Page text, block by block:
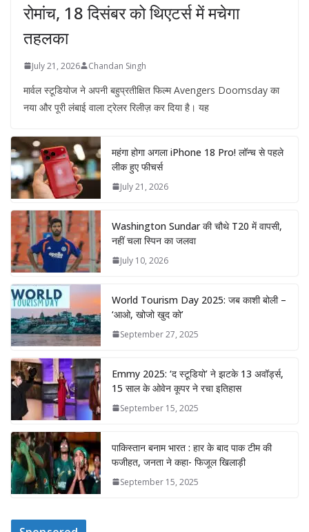
रोमांच, 18 दिसंबर को थिएटर्स में मचेगा
तहलका
July 21, 2026 Chandan Singh
मार्वल स्टूडियोज ने अपनी बहुप्रतीक्षित फिल्म Avengers Doomsday का
नया और पूरी लंबाई वाला ट्रेलर रिलीज़ कर दिया है। यह
महंगा होगा अगला iPhone 18 Pro! लॉन्च से पहले
लीक हुए फीचर्स
July 21, 2026
Washington Sundar की चौथे T20 में वापसी,
नहीं चला स्पिन का जलवा
July 10, 2026
World Tourism Day 2025: जब काशी बोली –
‘आओ, खोजो खुद को’
September 27, 2025
Emmy 2025: ‘द स्टूडियो’ ने झटके 13 अवॉर्ड्स,
15 साल के ओवेन कूपर ने रचा इतिहास
September 15, 2025
पाकिस्तान बनाम भारत : हार के बाद पाक टीम की
फजीहत, जनता ने कहा- फिजूल खिलाड़ी
September 15, 2025